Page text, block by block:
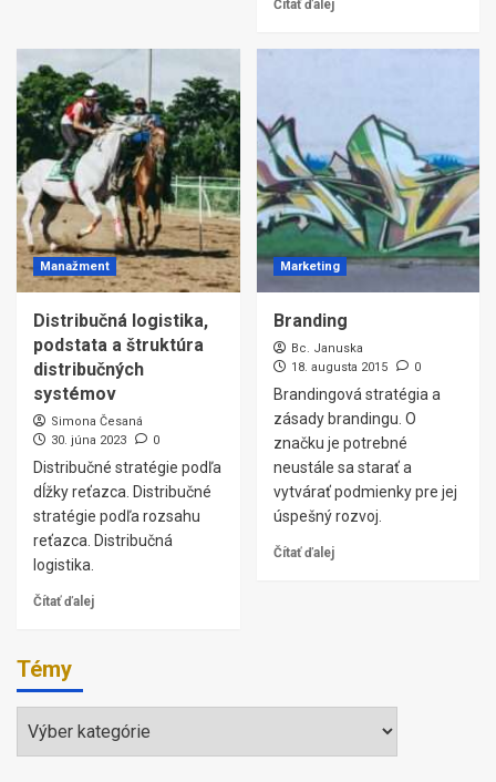
Čítať ďalej
Manažment
Distribučná logistika,
podstata a štruktúra
distribučných
systémov
Simona Česaná
30. júna 2023
0
Distribučné stratégie podľa
dĺžky reťazca. Distribučné
stratégie podľa rozsahu
reťazca. Distribučná
logistika.
Čítať ďalej
Marketing
Branding
Bc. Januska
18. augusta 2015
0
Brandingová stratégia a
zásady brandingu. O
značku je potrebné
neustále sa starať a
vytvárať podmienky pre jej
úspešný rozvoj.
Čítať ďalej
Témy
Témy